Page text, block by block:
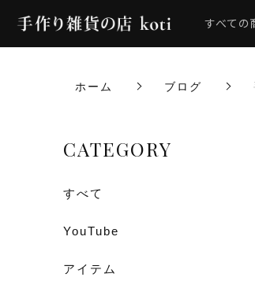
すべての
ホーム ブログ
CATEGORY
すべて
YouTube
アイテム